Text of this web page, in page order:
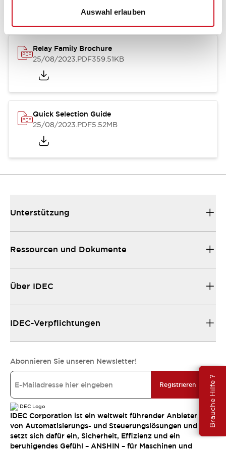
Auswahl erlauben
Brauche Hilfe ?
Relay Family Brochure
25/08/2023.PDF359.51KB
Quick Selection Guide
25/08/2023.PDF5.52MB
Unterstützung
Ressourcen und Dokumente
Über IDEC
IDEC-Verpflichtungen
Abonnieren Sie unseren Newsletter!
Registrieren
IDEC Corporation ist ein weltweit führender Anbieter
von Automatisierungs- und Steuerungslösungen und
setzt sich dafür ein, Sicherheit, Effizienz und ein
beruhigendes Gefühl – ANSHIN – für Maschinen und